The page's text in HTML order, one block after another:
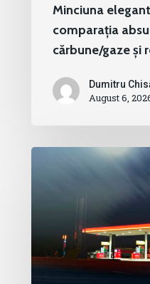
Minciuna
comparația
cărbune/gaze și
Dumitru
August 6,